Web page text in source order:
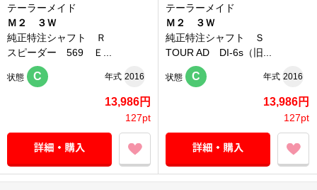
テーラーメイド
Ｍ２ ３Ｗ
純正特注シャフト Ｒ
スピーダー 569 Ｅ...
状態 C 年式 2016
13,986円
127pt
テーラーメイド
Ｍ２ ３Ｗ
純正特注シャフト Ｓ
TOUR AD DI-6s（旧...
状態 C 年式 2016
13,986円
127pt